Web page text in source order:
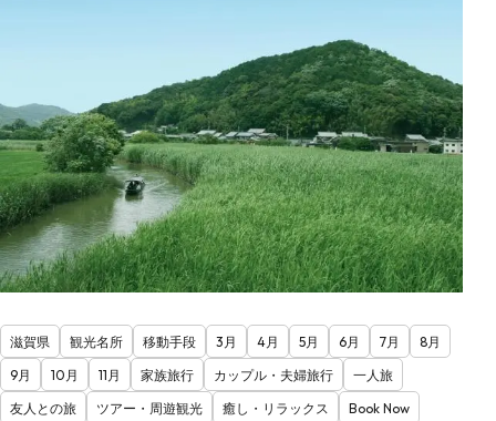
滋賀県 観光名所 移動手段 3月 4月 5月 6月 7月
8月
9月
10月 11月 家族旅行 カップル・夫婦旅行
一人旅
友人との旅
ツアー・周遊観光 癒し・リラックス Book Now